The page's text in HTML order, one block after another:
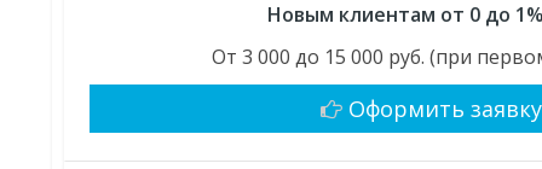
Новым клиентам от 0 до
От 3 000 до 15 000 руб. (при
Оформить заявку